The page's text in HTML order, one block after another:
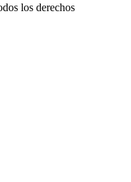
los derechos